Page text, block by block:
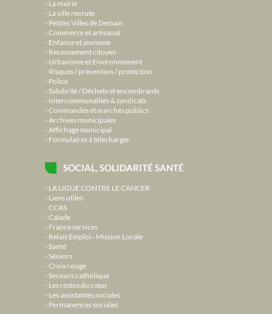
La mairie
La ville recrute
Petites Villes de Demain
Commerce et artisanat
Enfance et jeunesse
Recensement citoyen
Urbanisme et Environnement
Risques / prévention / protection
Police
Salubrité / Déchets et encombrants
Intercommunalités & syndicats
Commandes et marchés publics
Archives municipales
Affichage municipal
Formulaires à télécharger
SOCIAL, SOLIDARITÉ SANTÉ
LA LIGUE CONTRE LE CANCER
Liens utiles
CCAS
Calade
France services
Relais Emploi - Mission Locale
Santé
Séniors
Croix rouge
Secours catholique
Les restos du cœur
Les assistantes sociales
Permanences sociales